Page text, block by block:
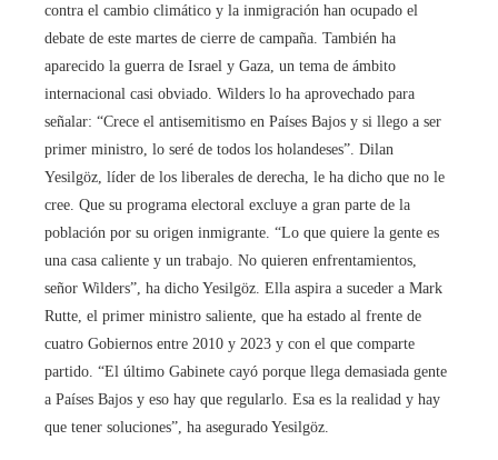
contra el cambio climático y la inmigración han ocupado el
debate de este martes de cierre de campaña. También ha
aparecido la guerra de Israel y Gaza, un tema de ámbito
internacional casi obviado. Wilders lo ha aprovechado para
señalar: “Crece el antisemitismo en Países Bajos y si llego a ser
primer ministro, lo seré de todos los holandeses”. Dilan
Yesilgöz, líder de los liberales de derecha, le ha dicho que no le
cree. Que su programa electoral excluye a gran parte de la
población por su origen inmigrante. “Lo que quiere la gente es
una casa caliente y un trabajo. No quieren enfrentamientos,
señor Wilders”, ha dicho Yesilgöz. Ella aspira a suceder a Mark
Rutte, el primer ministro saliente, que ha estado al frente de
cuatro Gobiernos entre 2010 y 2023 y con el que comparte
partido. “El último Gabinete cayó porque llega demasiada gente
a Países Bajos y eso hay que regularlo. Esa es la realidad y hay
que tener soluciones”, ha asegurado Yesilgöz.